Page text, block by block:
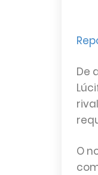
De
O